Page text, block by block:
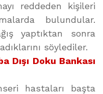
reddeden kişileri
bulundular.
yaptıktan sonra
söylediler.
Dışı Doku Bankası
hastaları başta